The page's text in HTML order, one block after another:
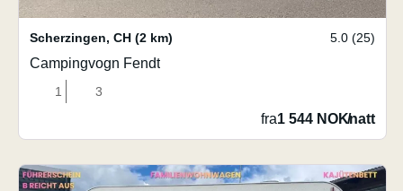
Scherzingen, CH (2 km) 5.0 (25)
Campingvogn Fendt
1 3
fra1 544 NOK/natt